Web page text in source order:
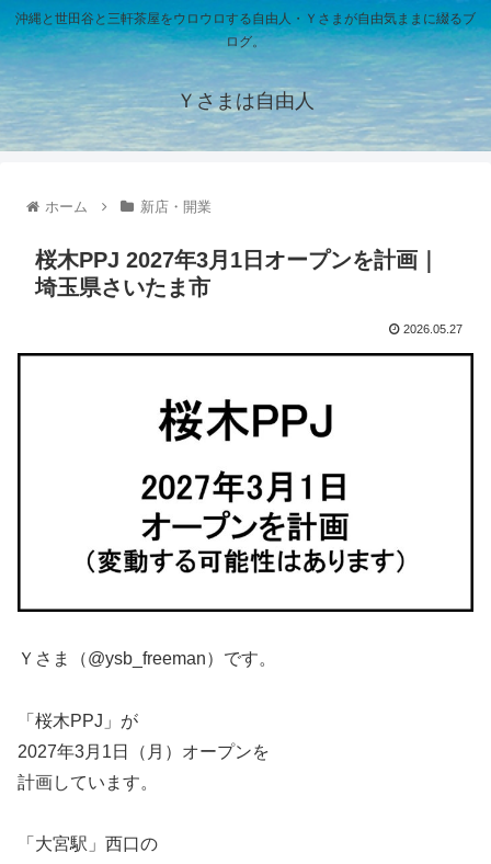
沖縄と世田谷と三軒茶屋をウロウロする自由人・Ｙさまが自由気ままに綴るブ
ログ。
Ｙさまは自由人
ホーム 新店・開業
桜木PPJ 2027年3月1日オープンを計画｜
埼玉県さいたま市
2026.05.27
Ｙさま（@ysb_freeman）です。
「桜木PPJ」が
2027年3月1日（月）オープンを
計画しています。
「大宮駅」西口の